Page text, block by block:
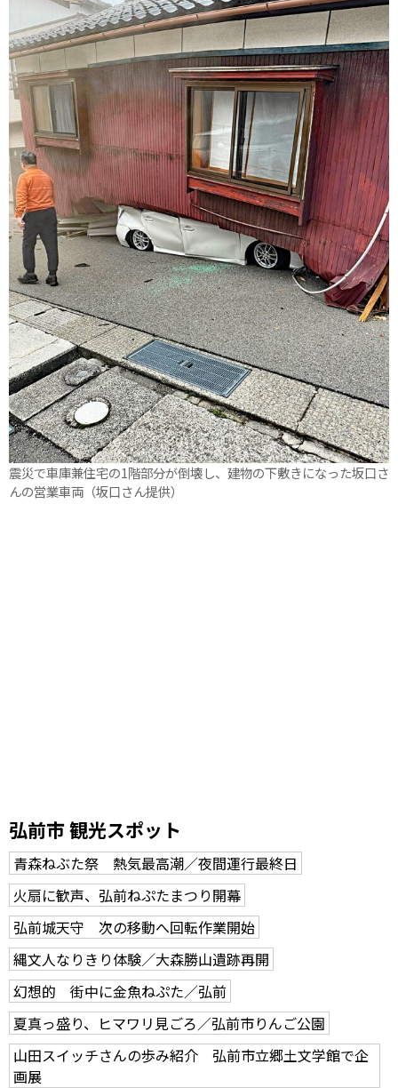
震災で車庫兼住宅の1階部分が倒壊し、建物の下敷きになった坂口さ
んの営業車両（坂口さん提供）
弘前市 観光スポット
青森ねぶた祭 熱気最高潮／夜間運行最終日
火扇に歓声、弘前ねぷたまつり開幕
弘前城天守 次の移動へ回転作業開始
縄文人なりきり体験／大森勝山遺跡再開
幻想的 街中に金魚ねぷた／弘前
夏真っ盛り、ヒマワリ見ごろ／弘前市りんご公園
山田スイッチさんの歩み紹介 弘前市立郷土文学館で企
画展